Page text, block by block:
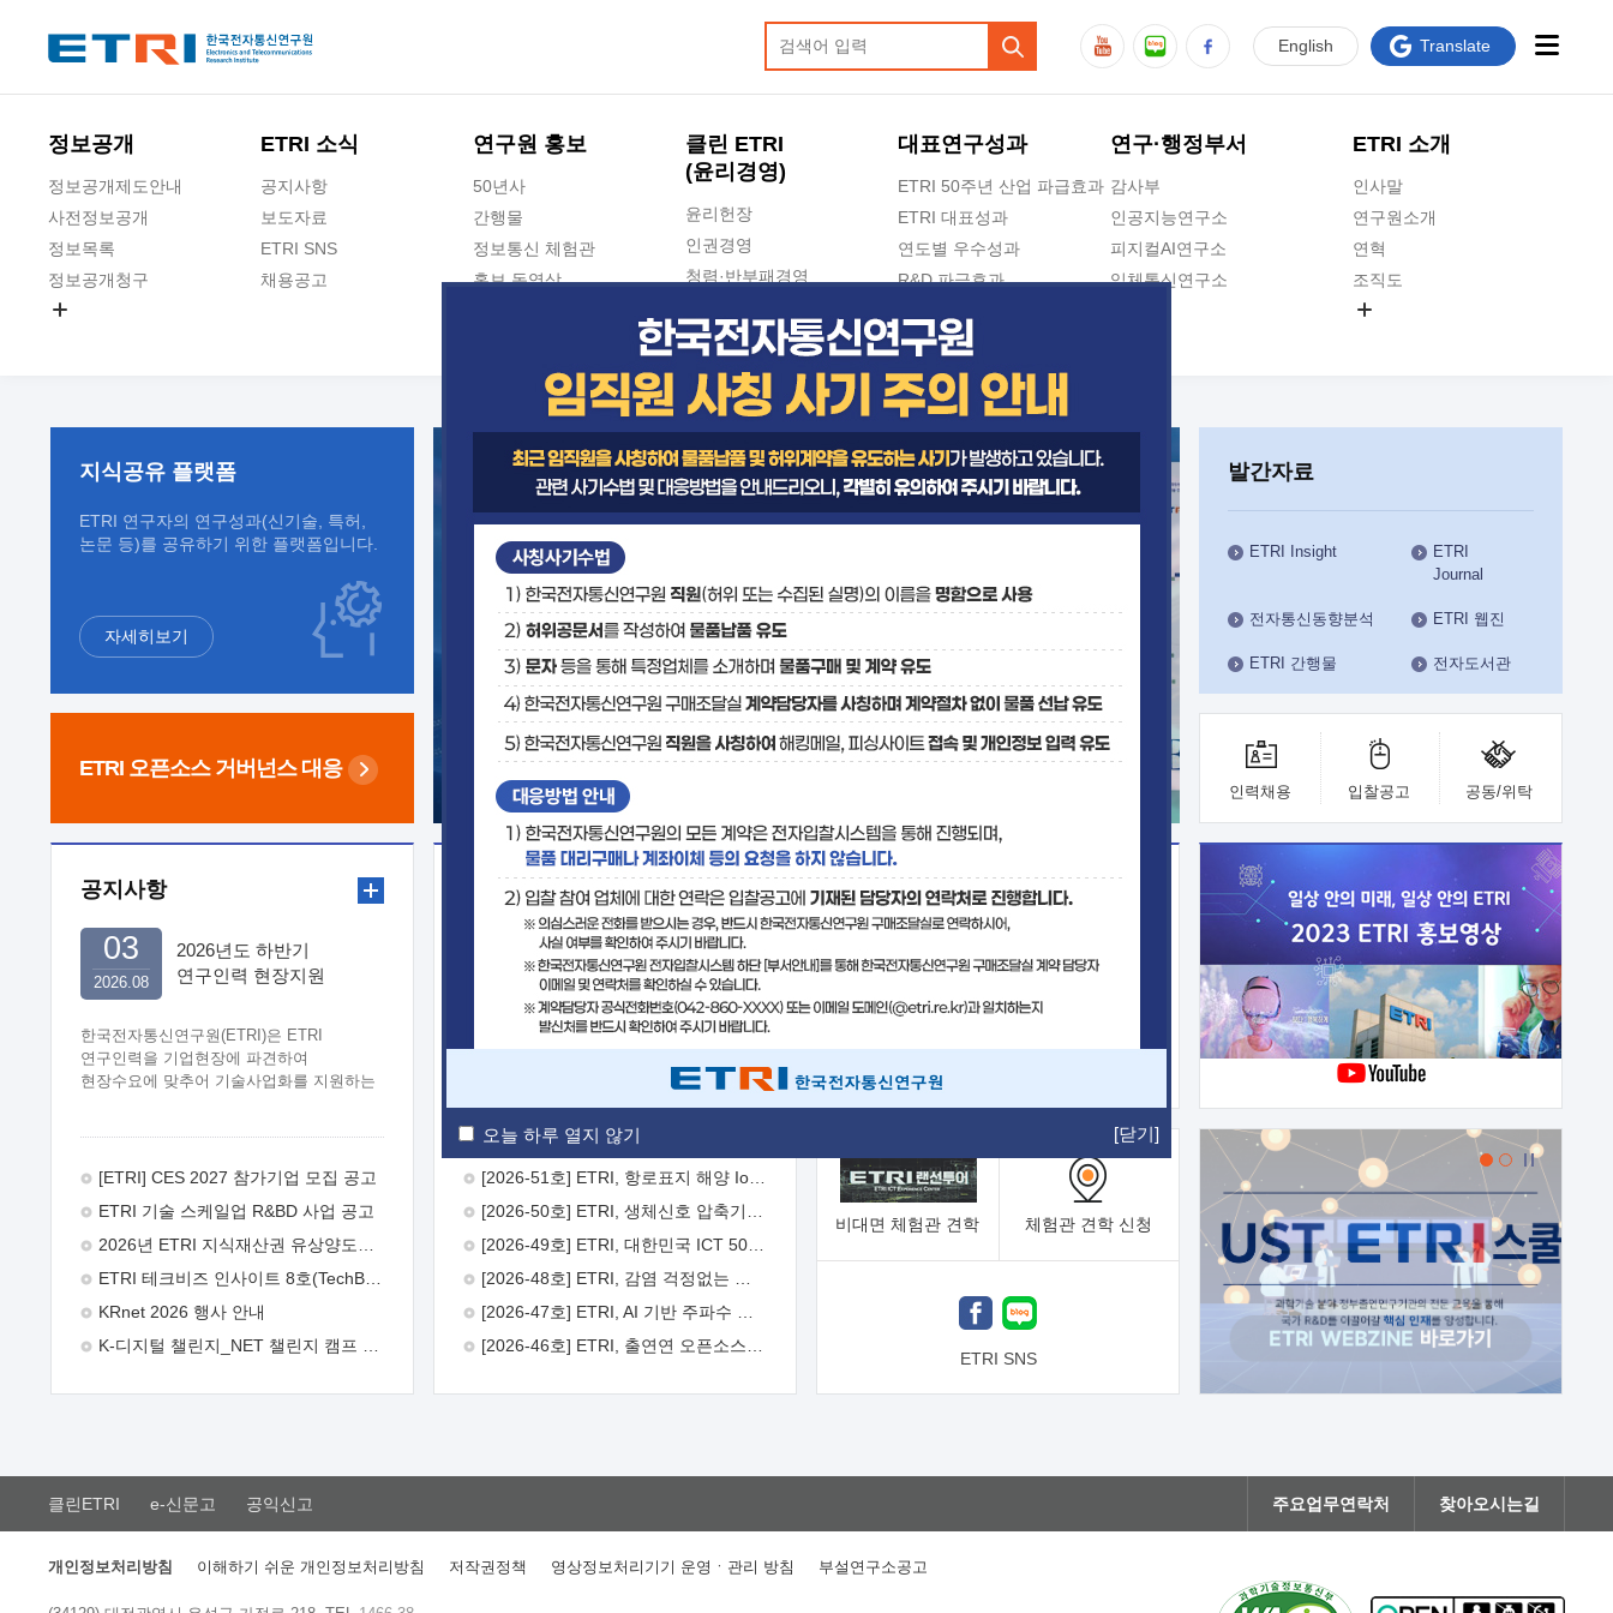
오늘 하루 열지 않기 [닫기]
정보공개
정보공개제도안내
사전정보공개
정보목록
정보공개청구
ETRI 소식
공지사항
보도자료
ETRI SNS
채용공고
연구원 홍보
50년사
간행물
정보통신 체험관
홍보 동영상
클린 ETRI
(윤리경영)
윤리헌장
인권경영
청렴·반부패경영
청렴포털 신고
수의계약 현황
부패징계 현황
감사결과공개
대표연구성과
ETRI 50주년 산업 파급효과
ETRI 대표성과
연도별 우수성과
R&D 파급효과
지식공유플랫폼
연구·행정부서
감사부
인공지능연구소
피지컬AI연구소
입체통신연구소
인공지능안전연구소
우주항공반도체전략연구단
대경권연구본부
호남권연구본부
기획본부
사업화본부
행정본부
대외협력부
ETRI 소개
인사말
연구원소개
연혁
조직도
ETRI CI
English Translate
지식공유 플랫폼
ETRI 연구자의 연구성과(신기술, 특허,
논문 등)를 공유하기 위한 플랫폼입니다.
자세히보기
ETRI 오픈소스 거버넌스 대응
발간자료
ETRI Insight
ETRI
Journal
전자통신동향분석 ETRI 웹진
ETRI 간행물 전자도서관
인력채용 입찰공고 공동/위탁
공지사항
2026년도 하반기
연구인력 현장지원
한국전자통신연구원(ETRI)은 ETRI
연구인력을 기업현장에 파견하여
현장수요에 맞추어 기술사업화를 지원하는
주시기 바랍니다. 2026년 8월
추진목적: ETRI 인력을 기업현장에 파견.
기술지원을 실시함으로써 ETRI 개발기술의
극대화하고, 지원기업을 강견기업으로
육성하고자 함.  신청자격: ETRI
ETRI 창업/연구소기업, 기술이전/출자기업
(2 ~ 3년차) 연봉의 40%  추진일정(1)
희망기업 신청/접수(2)희망인력-희망기업
매칭(3)현장조사/ 선정(심의)(4)협약체결
26일 9월초순 9월 중순 10월 이후*
2026.08
03
[ETRI] CES 2027 참가기업 모집 공고
ETRI 기술 스케일업 R&BD 사업 공고
ETRI 테크비즈 인사이트 8호(TechBiz Insight Vol.8) 발간
KRnet 2026 행사 안내
보도자료
[2026-52호] ETRI, ITU-T 자율주행차 국제표준화 주도한다
기술사업화플랫폼/기술이전
기술예고 중소기업 지원
보유특허 이전가능 기술
융합기술연구생산센터 반도체실험실
비대면 체험관 견학 체험관 견학 신청
ETRI SNS
클린ETRI e-신문고 공익신고 주요업무연락처 찾아오시는길
개인정보처리방침 이해하기 쉬운 개인정보처리방침 저작권정책 영상정보처리기기 운영ㆍ관리 방침 부설연구소공고